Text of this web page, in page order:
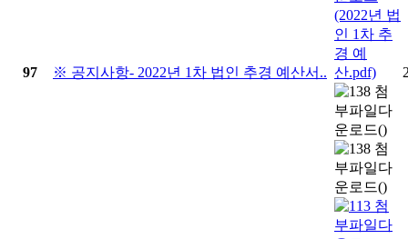
97 ※ 공지사항- 2022년 1차 법인 추경 예산서..